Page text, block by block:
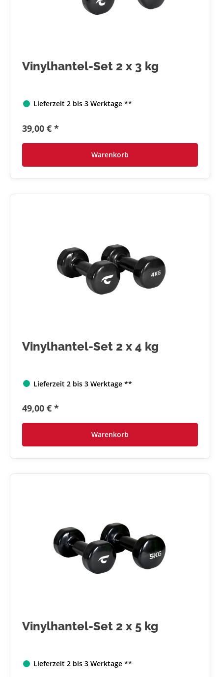
Vinylhantel-Set 2 x 3 kg
Lieferzeit 2 bis 3 Werktage **
39,00 € *
Warenkorb
Vinylhantel-Set 2 x 4 kg
Lieferzeit 2 bis 3 Werktage **
49,00 € *
Warenkorb
Vinylhantel-Set 2 x 5 kg
Lieferzeit 2 bis 3 Werktage **